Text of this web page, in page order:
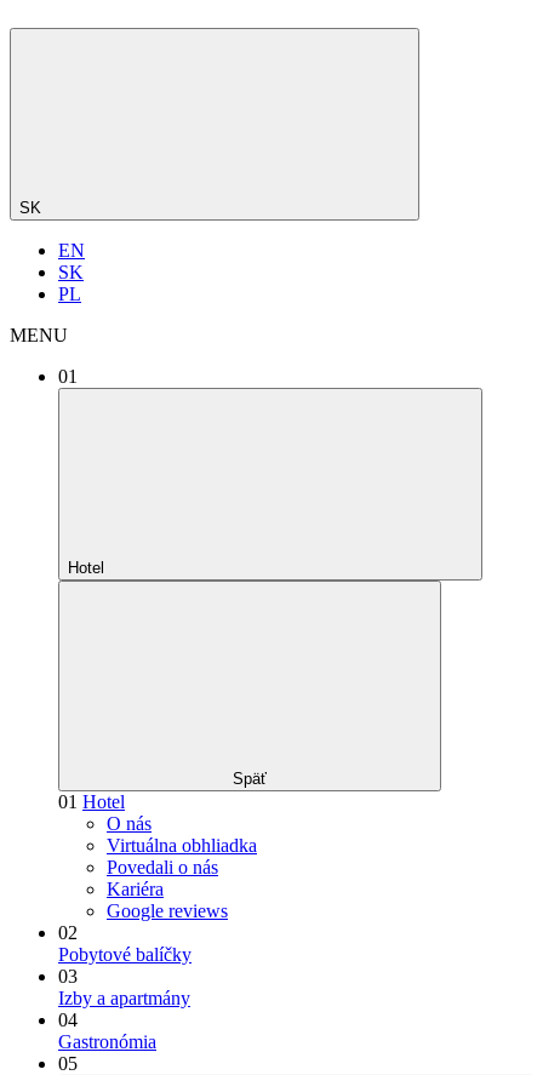
SK
EN
SK
PL
MENU
01
Hotel
Späť
01 Hotel
O nás
Virtuálna obhliadka
Povedali o nás
Kariéra
Google reviews
02
Pobytové balíčky
03
Izby a apartmány
04
Gastronómia
05